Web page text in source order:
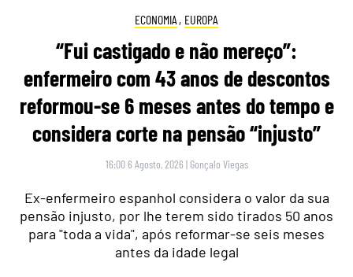
ECONOMIA , EUROPA
“Fui castigado e não mereço”:
enfermeiro com 43 anos de descontos
reformou-se 6 meses antes do tempo e
considera corte na pensão “injusto”
16:00 6 Agosto, 2026 | Gonçalo Viegas
Ex-enfermeiro espanhol considera o valor da sua
pensão injusto, por lhe terem sido tirados 50 anos
para "toda a vida", após reformar-se seis meses
antes da idade legal